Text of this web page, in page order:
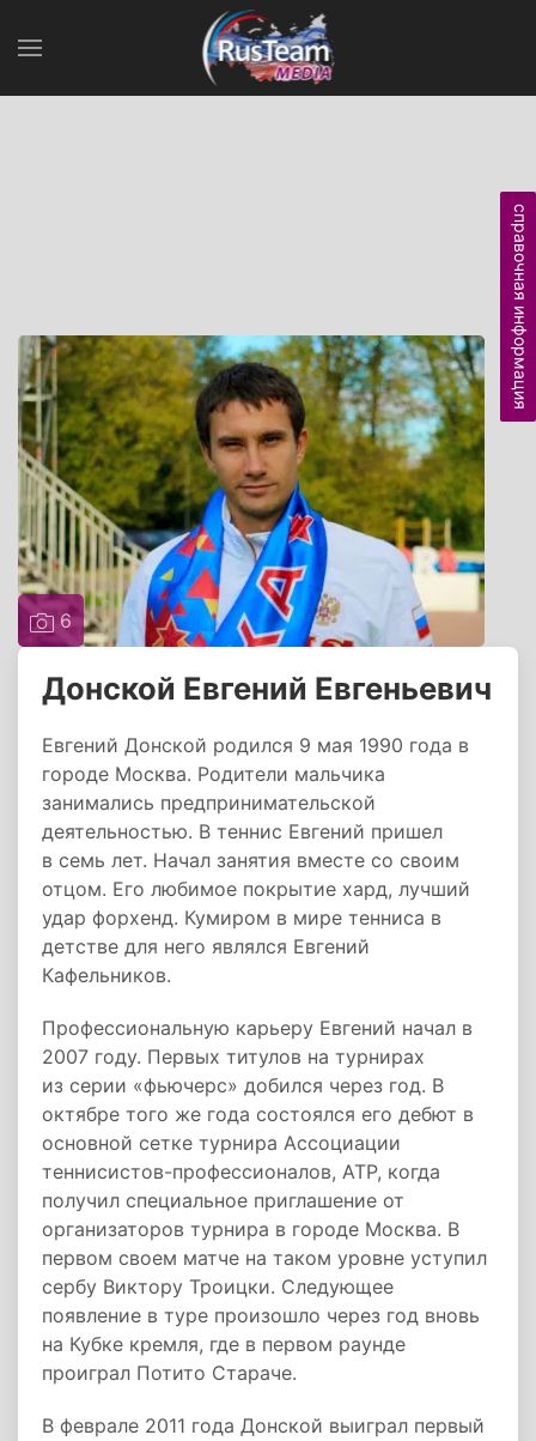
6
Донской Евгений Евгеньевич
Евгений Донской родился 9 мая 1990 года в
городе Москва. Родители мальчика
занимались предпринимательской
деятельностью. В теннис Евгений пришел
в семь лет. Начал занятия вместе со своим
отцом. Его любимое покрытие хард, лучший
удар форхенд. Кумиром в мире тенниса в
детстве для него являлся Евгений
Кафельников.
Профессиональную карьеру Евгений начал в
2007 году. Первых титулов на турнирах
из серии «фьючерс» добился через год. В
октябре того же года состоялся его дебют в
основной сетке турнира Ассоциации
теннисистов-профессионалов, ATP, когда
получил специальное приглашение от
организаторов турнира в городе Москва. В
первом своем матче на таком уровне уступил
сербу Виктору Троицки. Следующее
появление в туре произошло через год вновь
на Кубке кремля, где в первом раунде
проиграл Потито Стараче.
В феврале 2011 года Донской выиграл первый
справочная информация